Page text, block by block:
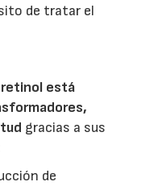
de tratar el
retinol está
gracias a sus
de